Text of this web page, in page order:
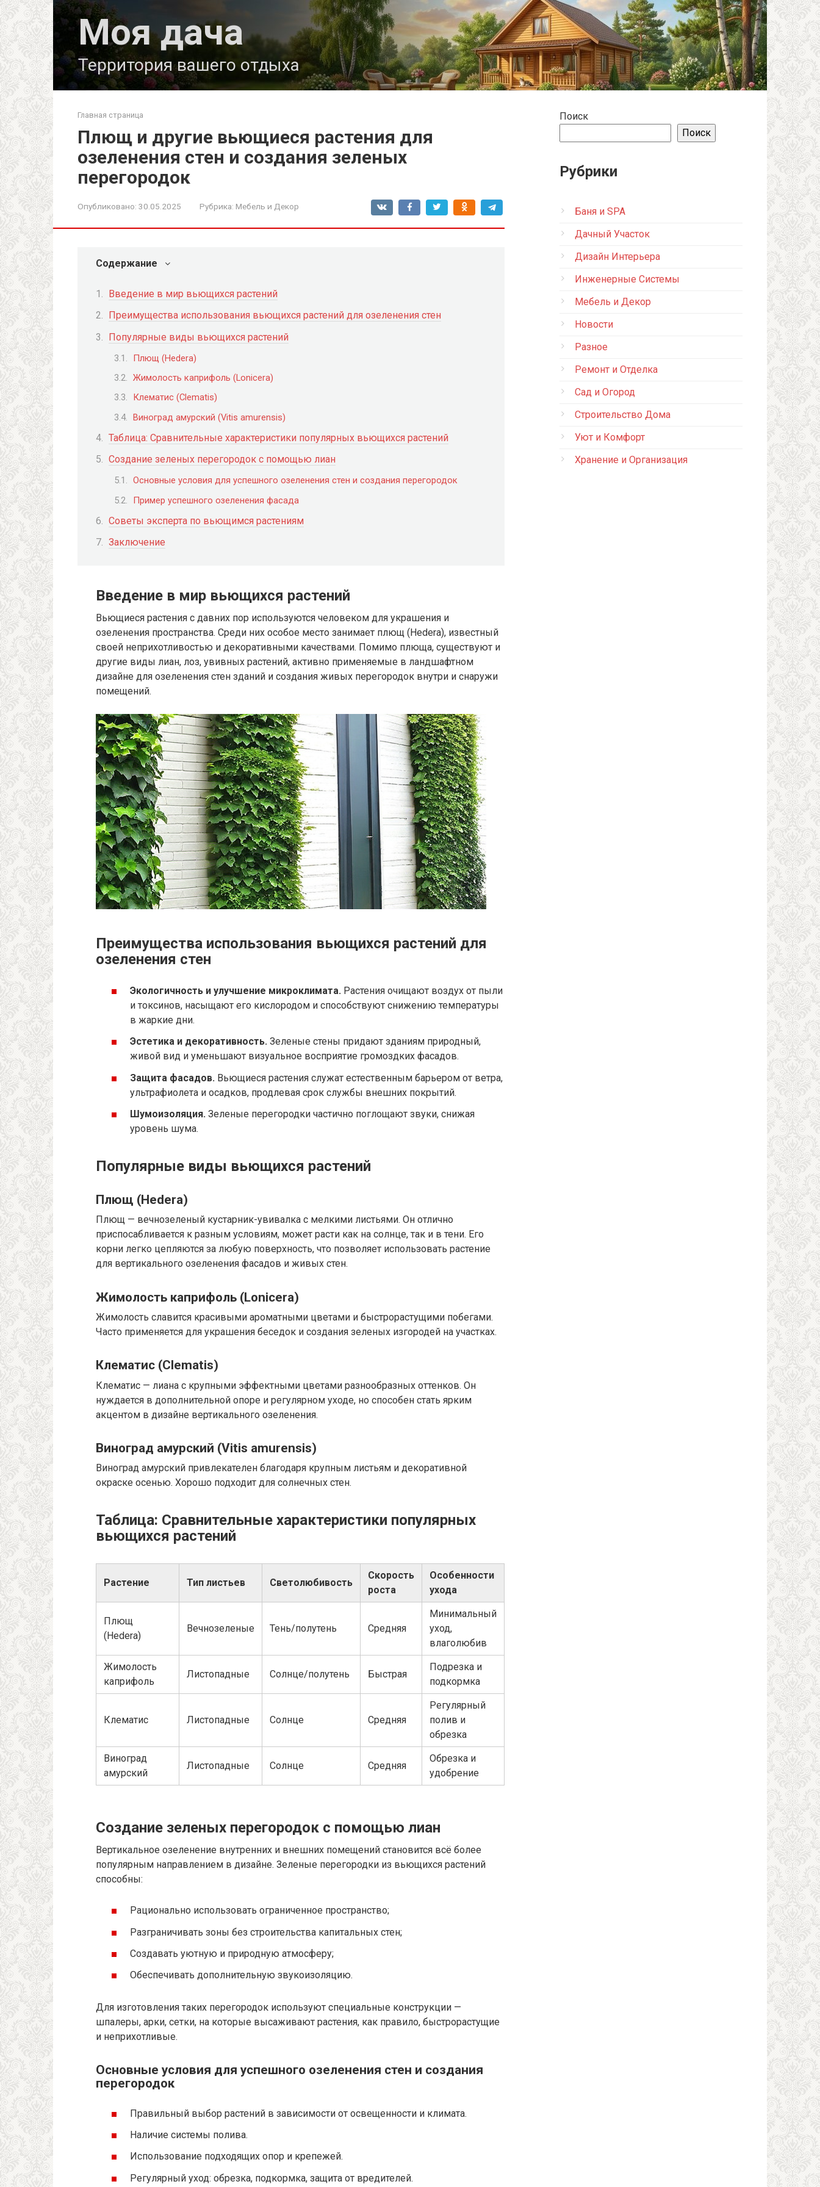
Моя дача
Территория вашего отдыха
Главная страница
Плющ и другие вьющиеся растения для
озеленения стен и создания зеленых
перегородок
Опубликовано: 30.05.2025 Рубрика: Мебель и Декор
Содержание
Введение в мир вьющихся растений
Преимущества использования вьющихся растений для озеленения стен
Популярные виды вьющихся растений
Плющ (Hedera)
Жимолость каприфоль (Lonicera)
Клематис (Clematis)
Виноград амурский (Vitis amurensis)
Таблица: Сравнительные характеристики популярных вьющихся растений
Создание зеленых перегородок с помощью лиан
Основные условия для успешного озеленения стен и создания перегородок
Пример успешного озеленения фасада
Советы эксперта по вьющимся растениям
Заключение
Введение в мир вьющихся растений
Вьющиеся растения с давних пор используются человеком для украшения и
озеленения пространства. Среди них особое место занимает плющ (Hedera), известный
своей неприхотливостью и декоративными качествами. Помимо плюща, существуют и
другие виды лиан, лоз, увивных растений, активно применяемые в ландшафтном
дизайне для озеленения стен зданий и создания живых перегородок внутри и снаружи
помещений.
Преимущества использования вьющихся растений для
озеленения стен
Экологичность и улучшение микроклимата. Растения очищают воздух от пыли
и токсинов, насыщают его кислородом и способствуют снижению температуры
в жаркие дни.
Эстетика и декоративность. Зеленые стены придают зданиям природный,
живой вид и уменьшают визуальное восприятие громоздких фасадов.
Защита фасадов. Вьющиеся растения служат естественным барьером от ветра,
ультрафиолета и осадков, продлевая срок службы внешних покрытий.
Шумоизоляция. Зеленые перегородки частично поглощают звуки, снижая
уровень шума.
Популярные виды вьющихся растений
Плющ (Hedera)
Плющ — вечнозеленый кустарник-увивалка с мелкими листьями. Он отлично
приспосабливается к разным условиям, может расти как на солнце, так и в тени. Его
корни легко цепляются за любую поверхность, что позволяет использовать растение
для вертикального озеленения фасадов и живых стен.
Жимолость каприфоль (Lonicera)
Жимолость славится красивыми ароматными цветами и быстрорастущими побегами.
Часто применяется для украшения беседок и создания зеленых изгородей на участках.
Клематис (Clematis)
Клематис — лиана с крупными эффектными цветами разнообразных оттенков. Он
нуждается в дополнительной опоре и регулярном уходе, но способен стать ярким
акцентом в дизайне вертикального озеленения.
Виноград амурский (Vitis amurensis)
Виноград амурский привлекателен благодаря крупным листьям и декоративной
окраске осенью. Хорошо подходит для солнечных стен.
Таблица: Сравнительные характеристики популярных
вьющихся растений
Растение Тип листьев Светолюбивость
Скорость
роста
Особенности
ухода
Плющ
(Hedera)
Вечнозеленые Тень/полутень Средняя
Минимальный
уход,
влаголюбив
Жимолость
каприфоль
Листопадные Солнце/полутень Быстрая
Подрезка и
подкормка
Клематис Листопадные Солнце Средняя
Регулярный
полив и
обрезка
Виноград
амурский
Листопадные Солнце Средняя
Обрезка и
удобрение
Создание зеленых перегородок с помощью лиан
Вертикальное озеленение внутренних и внешних помещений становится всё более
популярным направлением в дизайне. Зеленые перегородки из вьющихся растений
способны:
Рационально использовать ограниченное пространство;
Разграничивать зоны без строительства капитальных стен;
Создавать уютную и природную атмосферу;
Обеспечивать дополнительную звукоизоляцию.
Для изготовления таких перегородок используют специальные конструкции —
шпалеры, арки, сетки, на которые высаживают растения, как правило, быстрорастущие
и неприхотливые.
Основные условия для успешного озеленения стен и создания
перегородок
Правильный выбор растений в зависимости от освещенности и климата.
Наличие системы полива.
Использование подходящих опор и крепежей.
Регулярный уход: обрезка, подкормка, защита от вредителей.
Поиск
Поиск
Рубрики
Баня и SPA
Дачный Участок
Дизайн Интерьера
Инженерные Системы
Мебель и Декор
Новости
Разное
Ремонт и Отделка
Сад и Огород
Строительство Дома
Уют и Комфорт
Хранение и Организация